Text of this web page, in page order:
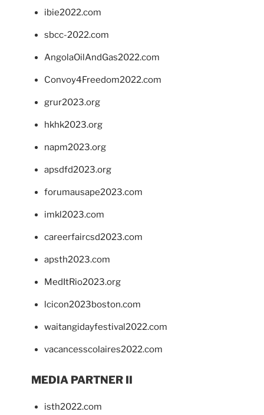
ibie2022.com
sbcc-2022.com
AngolaOilAndGas2022.com
Convoy4Freedom2022.com
grur2023.org
hkhk2023.org
napm2023.org
apsdfd2023.org
forumausape2023.com
imkl2023.com
careerfaircsd2023.com
apsth2023.com
MedItRio2023.org
lcicon2023boston.com
waitangidayfestival2022.com
vacancesscolaires2022.com
MEDIA PARTNER II
isth2022.com